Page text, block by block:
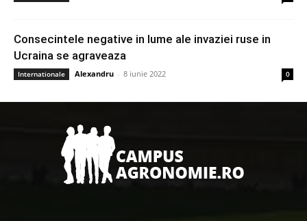
Consecintele negative in lume ale invaziei ruse in
Ucraina se agraveaza
Internationale Alexandru - 8 iunie 2022 0